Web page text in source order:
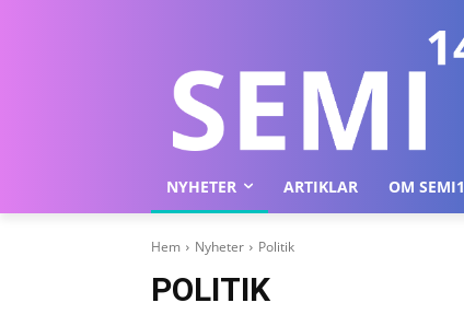
NYHETER ARTIKLAR OM
Hem Nyheter Politik
POLITIK